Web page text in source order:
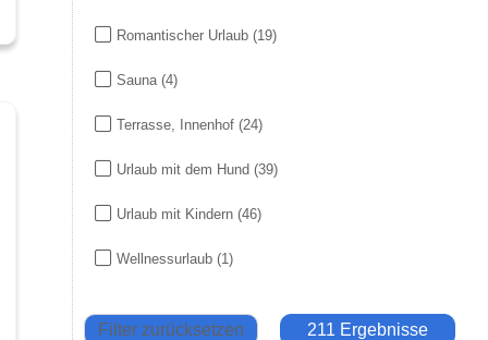
Romantischer Urlaub (19)
Sauna (4)
Terrasse, Innenhof (24)
Urlaub mit dem Hund (39)
Urlaub mit Kindern (46)
Wellnessurlaub (1)
Filter zurücksetzen 211 Ergebnisse